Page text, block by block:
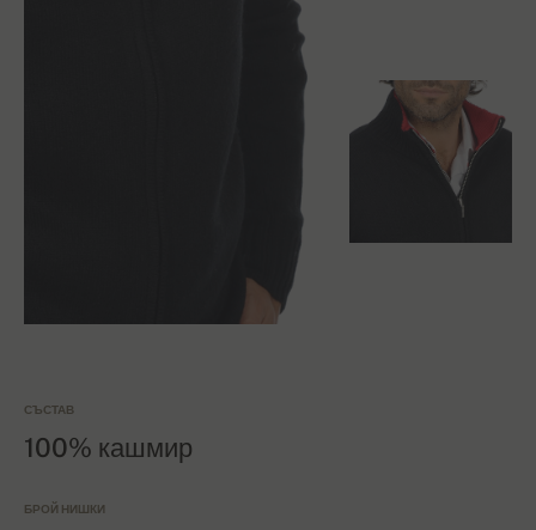
СЪСТАВ
100% кашмир
БРОЙ НИШКИ